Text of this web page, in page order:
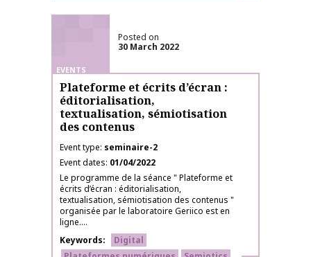
EVENTS
Posted on
30 March 2022
Plateforme et écrits d’écran :
éditorialisation,
textualisation, sémiotisation
des contenus
Event type seminaire-2
Event dates 01/04/2022
Le programme de la séance " Plateforme et
écrits d’écran : éditorialisation,
textualisation, sémiotisation des contenus "
organisée par le laboratoire Geriico est en
ligne....
Keywords
Digital